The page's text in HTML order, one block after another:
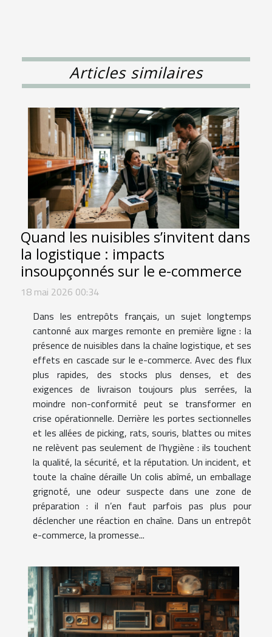
Articles similaires
Quand les nuisibles s’invitent dans
la logistique : impacts
insoupçonnés sur le e-commerce
18 mai 2026 00:34
Dans les entrepôts français, un sujet longtemps
cantonné aux marges remonte en première ligne : la
présence de nuisibles dans la chaîne logistique, et ses
effets en cascade sur le e-commerce. Avec des flux
plus rapides, des stocks plus denses, et des
exigences de livraison toujours plus serrées, la
moindre non-conformité peut se transformer en
crise opérationnelle. Derrière les portes sectionnelles
et les allées de picking, rats, souris, blattes ou mites
ne relèvent pas seulement de l’hygiène : ils touchent
la qualité, la sécurité, et la réputation. Un incident, et
toute la chaîne déraille Un colis abîmé, un emballage
grignoté, une odeur suspecte dans une zone de
préparation : il n’en faut parfois pas plus pour
déclencher une réaction en chaîne. Dans un entrepôt
e-commerce, la promesse...